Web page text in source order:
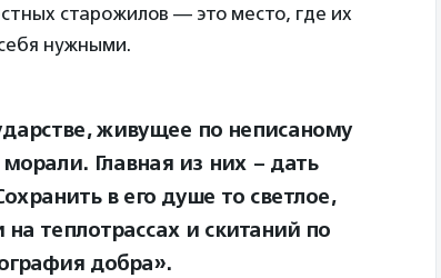
старожилов — это место, где их
нужными.
живущее по неписаному
Главная из них – дать
в его душе то светлое,
теплотрассах и скитаний по
добра».